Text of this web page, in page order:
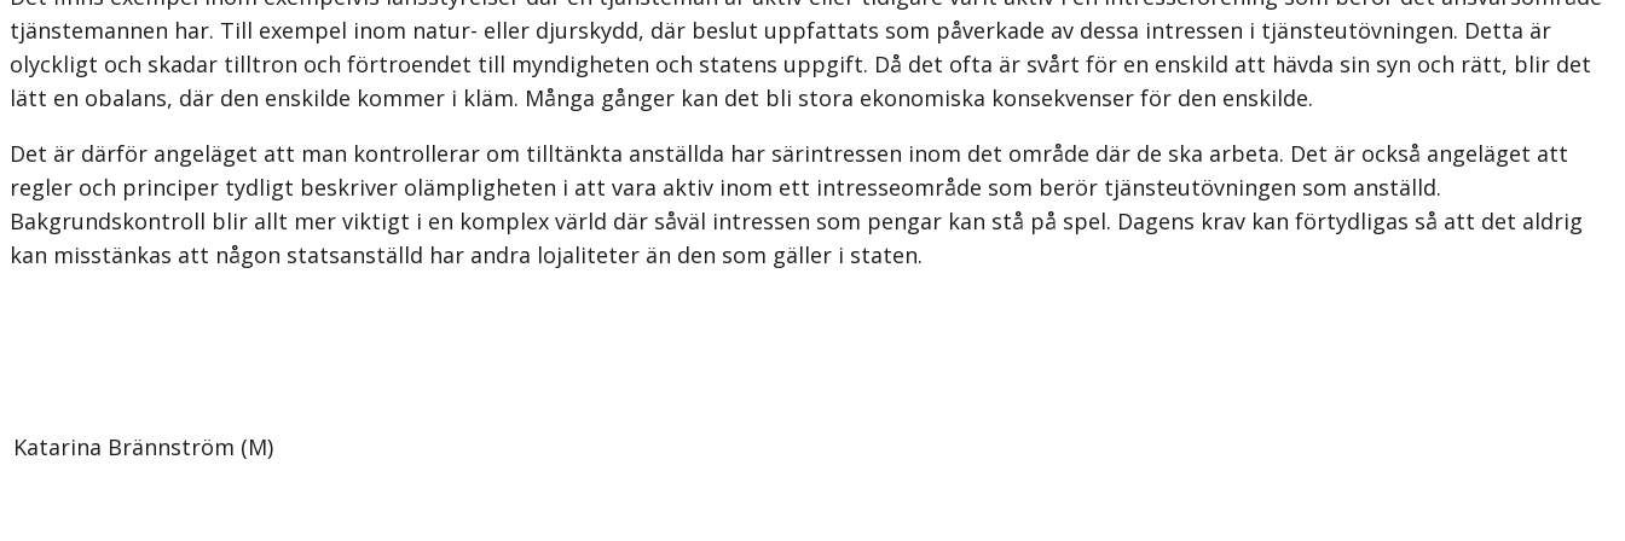
tjänstemannen har. Till exempel inom natur- eller djurskydd, där beslut uppfattats som påverkade av dessa intressen i tjänsteutövningen. Detta är
olyckligt och skadar tilltron och förtroendet till myndigheten och statens uppgift. Då det ofta är svårt för en enskild att hävda sin syn och rätt, blir det
lätt en obalans, där den enskilde kommer i kläm. Många gånger kan det bli stora ekonomiska konsekvenser för den enskilde.
Det är därför angeläget att man kontrollerar om tilltänkta anställda har särintressen inom det område där de ska arbeta. Det är också angeläget att
regler och principer tydligt beskriver olämpligheten i att vara aktiv inom ett intresseområde som berör tjänsteutövningen som anställd.
Bakgrundskontroll blir allt mer viktigt i en komplex värld där såväl intressen som pengar kan stå på spel. Dagens krav kan förtydligas så att det aldrig
kan misstänkas att någon statsanställd har andra lojaliteter än den som gäller i staten.
Katarina Brännström (M)